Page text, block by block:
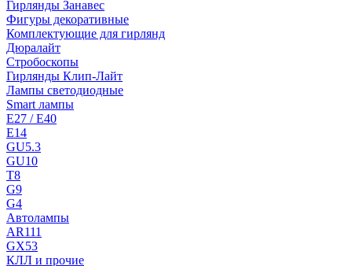
Гирлянды Занавес
Фигуры декоративные
Комплектующие для гирлянд
Дюралайт
Стробоскопы
Гирлянды Клип-Лайт
Лампы светодиодные
Smart лампы
E27 / E40
E14
GU5.3
GU10
T8
G9
G4
Автолампы
AR111
GX53
КЛЛ и прочие